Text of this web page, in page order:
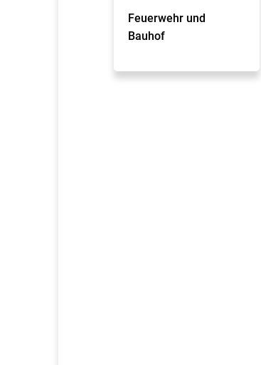
Feuerwehr und
Bauhof